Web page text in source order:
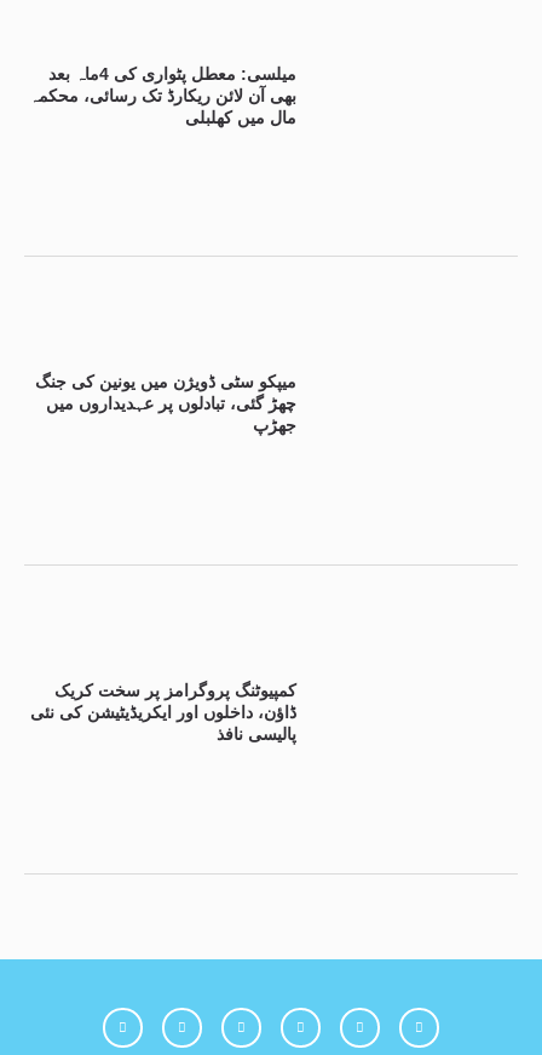
میلسی: معطل پٹواری کی 4ماہ بعد
بھی آن لائن ریکارڈ تک رسائی، محکمہ
مال میں کھلبلی
میپکو سٹی ڈویژن میں یونین کی جنگ
چھڑ گئی، تبادلوں پر عہدیداروں میں
جھڑپ
کمپیوٹنگ پروگرامز پر سخت کریک
ڈاؤن، داخلوں اور ایکریڈیٹیشن کی نئی
پالیسی نافذ